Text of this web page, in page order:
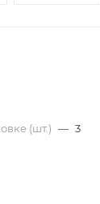
(шт.) — 3